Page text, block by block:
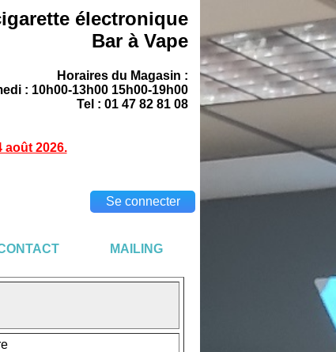
électronique
Bar à Vape
Horaires du Magasin :
: 10h00-13h00 15h00-19h00
Tel : 01 47 82 81 08
août 2026.
Se connecter
MAILING